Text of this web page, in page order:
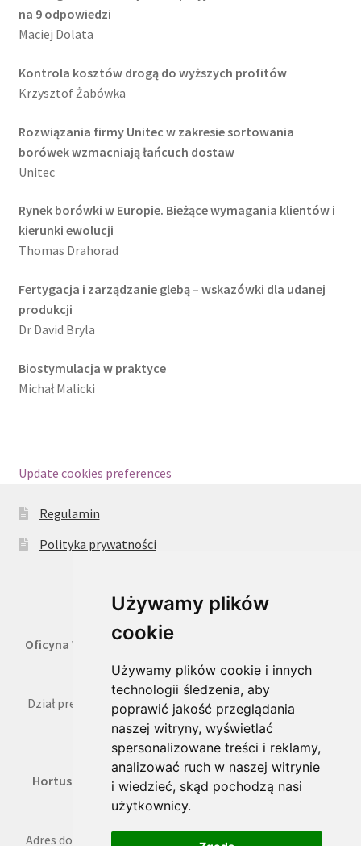
Używamy plików
cookie
Używamy plików cookie i innych
technologii śledzenia, aby
poprawić jakość przeglądania
naszej witryny, wyświetlać
spersonalizowane treści i reklamy,
analizować ruch w naszej witrynie
i wiedzieć, skąd pochodzą nasi
użytkownicy.
na 9 odpowiedzi
Maciej Dolata
Kontrola kosztów drogą do wyższych profitów
Krzysztof Żabówka
Rozwiązania firmy Unitec w zakresie sortowania
borówek wzmacniają łańcuch dostaw
Unitec
Rynek borówki w Europie. Bieżące wymagania klientów i
kierunki ewolucji
Thomas Drahorad
Fertygacja i zarządzanie glebą – wskazówki dla udanej
produkcji
Dr David Bryla
Biostymulacja w praktyce
Michał Malicki
Update cookies preferences
Regulamin
Polityka prywatności
Oficyna Wydawnicza Oikos Sp. z o.o.
ul. Kaliska 1 m. 7,
Dział prenumeraty: tel. 22 659 36 50, faks 22 822 66 49, e-
mail: prenumerata@oikos.net.pl
Hortus Media Sp. z o.o., Kraków, ul. B. Czerwieńskiego
3a/17,
Adres do korespondencji: ul. B. Czerwieńskiego 3a/17, 31-